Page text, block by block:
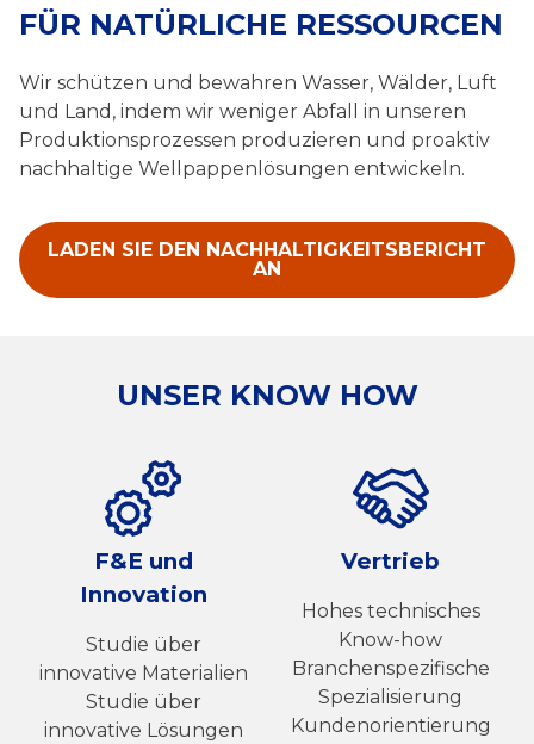
FÜR NATÜRLICHE RESSOURCEN
Wir schützen und bewahren Wasser, Wälder, Luft
und Land, indem wir weniger Abfall in unseren
Produktionsprozessen produzieren und proaktiv
nachhaltige Wellpappenlösungen entwickeln.
LADEN SIE DEN NACHHALTIGKEITSBERICHT
AN
UNSER KNOW HOW
F&E und
Innovation
Studie über
innovative Materialien
Studie über
innovative Lösungen
Vertrieb
Hohes technisches
Know-how
Branchenspezifische
Spezialisierung
Kundenorientierung